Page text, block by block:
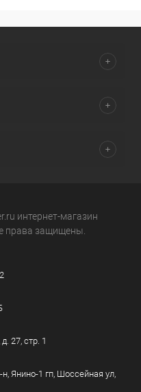
интернет-магазин
права защищены.
27, стр. 1
Янино-1 гп, Шоссейная ул,